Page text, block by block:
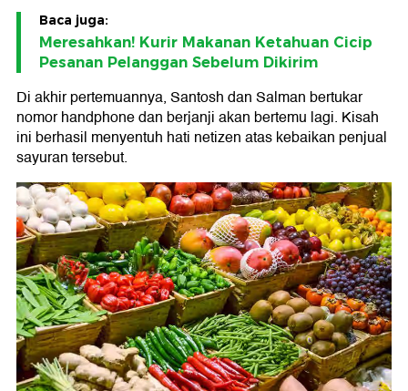
Baca juga:
Meresahkan! Kurir Makanan Ketahuan Cicip
Pesanan Pelanggan Sebelum Dikirim
Di akhir pertemuannya, Santosh dan Salman bertukar
nomor handphone dan berjanji akan bertemu lagi. Kisah
ini berhasil menyentuh hati netizen atas kebaikan penjual
sayuran tersebut.